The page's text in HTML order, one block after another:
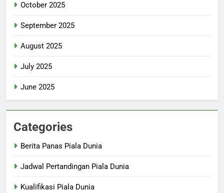
October 2025
September 2025
August 2025
July 2025
June 2025
Categories
Berita Panas Piala Dunia
Jadwal Pertandingan Piala Dunia
Kualifikasi Piala Dunia